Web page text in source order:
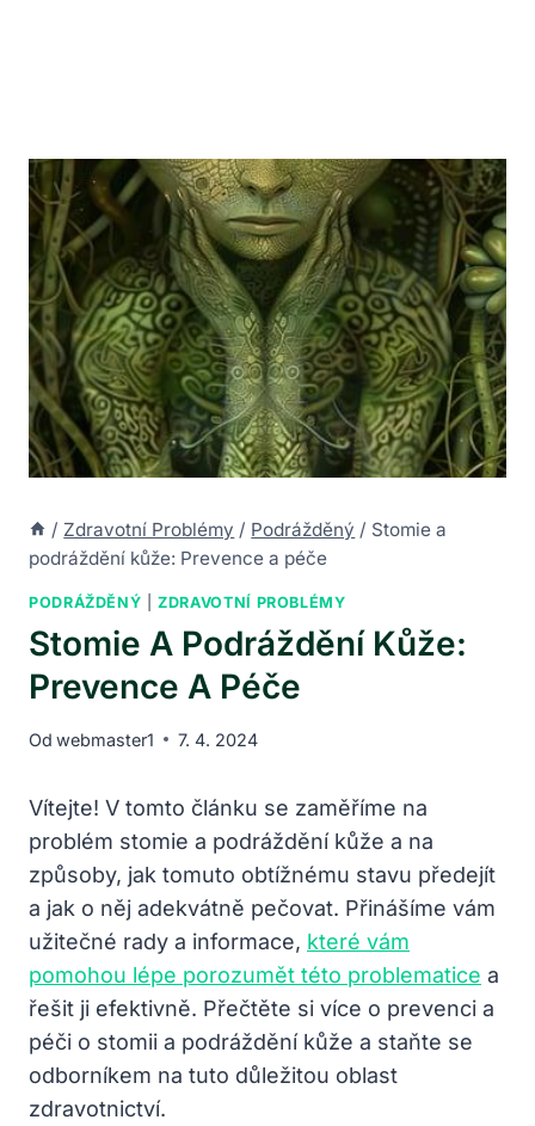
/ Zdravotní Problémy / Podrážděný / Stomie a
podráždění kůže: Prevence a péče
PODRÁŽDĚNÝ |ZDRAVOTNÍ PROBLÉMY
Stomie A Podráždění Kůže:
Prevence A Péče
Od webmaster1 7. 4. 2024
Vítejte! V tomto článku se zaměříme na
problém stomie a podráždění kůže a na
způsoby, jak tomuto obtížnému stavu předejít
a jak o něj adekvátně pečovat. Přinášíme vám
užitečné rady a informace, které vám
pomohou lépe porozumět této problematice a
řešit ji efektivně. Přečtěte si více o prevenci a
péči o stomii a podráždění kůže a staňte se
odborníkem na tuto důležitou oblast
zdravotnictví.